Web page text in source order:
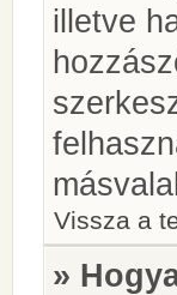
illetve
Vissza a
»